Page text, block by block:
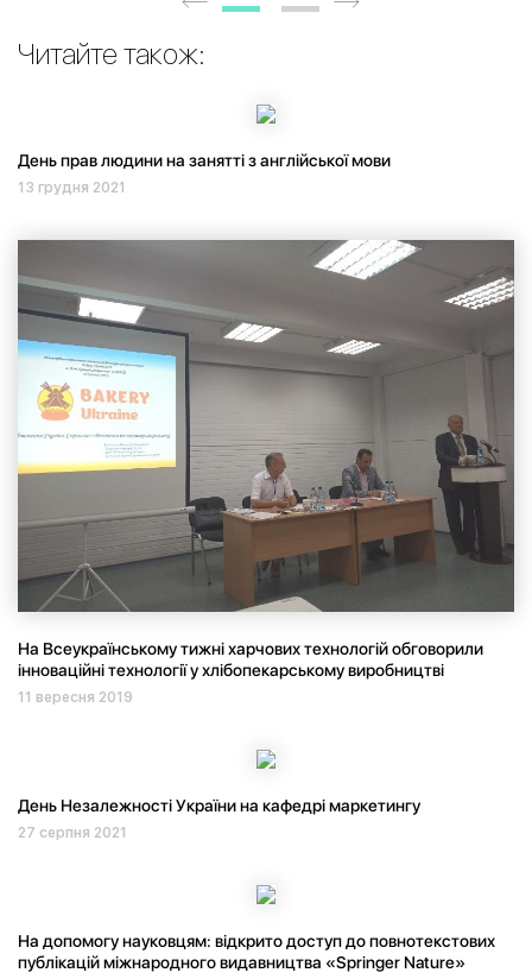
Читайте також:
День прав людини на занятті з англійської мови
13 грудня 2021
На Всеукраїнському тижні харчових технологій обговорили
інноваційні технології у хлібопекарському виробництві
11 вересня 2019
День Незалежності України на кафедрі маркетингу
27 серпня 2021
На допомогу науковцям: відкрито доступ до повнотекстових
публікацій міжнародного видавництва «Springer Nature»